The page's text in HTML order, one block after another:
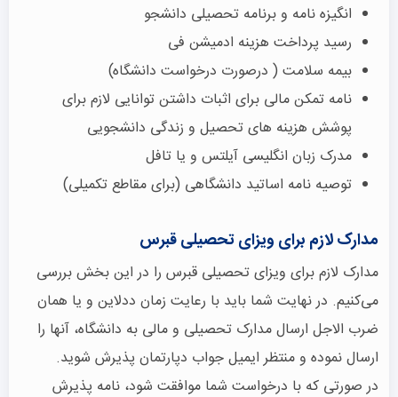
انگیزه نامه و برنامه تحصیلی دانشجو
رسید پرداخت هزینه ادمیشن فی
بیمه سلامت ( درصورت درخواست دانشگاه)
نامه تمکن مالی برای اثبات داشتن توانایی لازم برای
پوشش هزینه های تحصیل و زندگی دانشجویی
مدرک زبان انگلیسی آیلتس و یا تافل
توصیه نامه اساتید دانشگاهی (برای مقاطع تکمیلی)
مدارک لازم برای ویزای تحصیلی قبرس
مدارک لازم برای ویزای تحصیلی قبرس را در این بخش بررسی
می‌کنیم. در نهایت شما باید با رعایت زمان ددلاین و یا همان
ضرب الاجل ارسال مدارک تحصیلی و مالی به دانشگاه، آنها را
ارسال نموده و منتظر ایمیل جواب دپارتمان پذیرش شوید.
در صورتی که با درخواست شما موافقت شود، نامه پذیرش